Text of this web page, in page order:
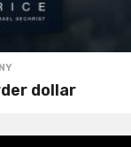
dollar